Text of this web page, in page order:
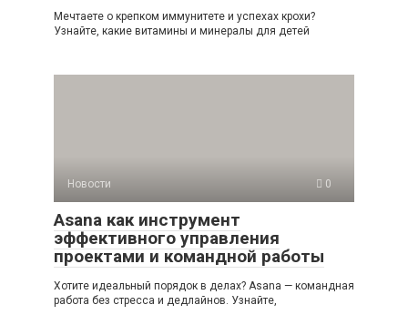
Мечтаете о крепком иммунитете и успехах крохи?
Узнайте, какие витамины и минералы для детей
Новости 0
Asana как инструмент
эффективного управления
проектами и командной работы
Хотите идеальный порядок в делах? Asana — командная
работа без стресса и дедлайнов. Узнайте,